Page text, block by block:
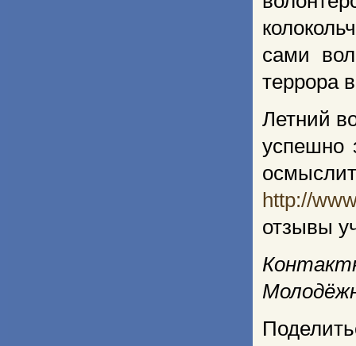
сами
террора
Летний
успешно
http://
отзывы